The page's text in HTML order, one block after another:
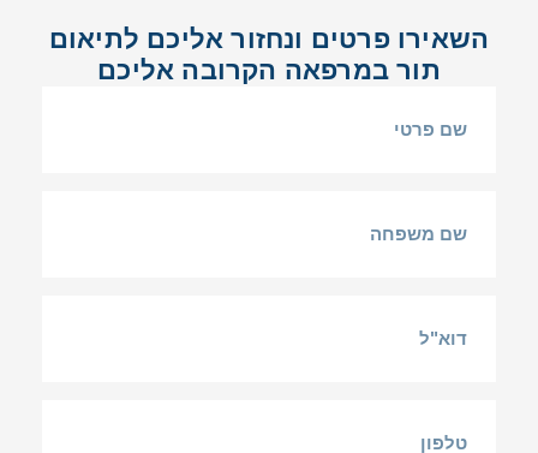
השאירו פרטים ונחזור אליכם לתיאום
תור במרפאה הקרובה אליכם